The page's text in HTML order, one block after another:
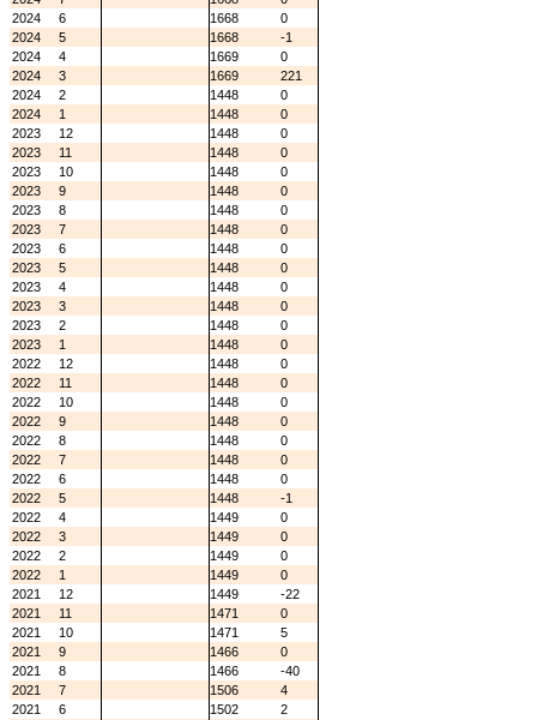
2024
6 1668
0
2024
5 1668
-1
2024
4 1669
0
2024
3 1669
221
2024
2 1448
0
2024
1 1448
0
2023
12 1448
0
2023
11 1448
0
2023
10 1448
0
2023
9 1448
0
2023
8 1448
0
2023
7 1448
0
2023
6 1448
0
2023
5 1448
0
2023
4 1448
0
2023
3 1448
0
2023
2 1448
0
2023
1 1448
0
2022
12 1448
0
2022
11 1448
0
2022
10 1448
0
2022
9 1448
0
2022
8 1448
0
2022
7 1448
0
2022
6 1448
0
2022
5 1448
-1
2022
4 1449
0
2022
3 1449
0
2022
2 1449
0
2022
1 1449
0
2021
12 1449
-22
2021
11 1471
0
2021
10 1471
5
2021
9 1466
0
2021
8 1466
-40
2021
7 1506
4
2021
6 1502
2